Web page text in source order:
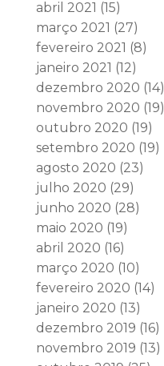
abril 2021 (15)
março 2021 (27)
fevereiro 2021 (8)
janeiro 2021 (12)
dezembro 2020 (14)
novembro 2020 (19)
outubro 2020 (19)
setembro 2020 (19)
agosto 2020 (23)
julho 2020 (29)
junho 2020 (28)
maio 2020 (19)
abril 2020 (16)
março 2020 (10)
fevereiro 2020 (14)
janeiro 2020 (13)
dezembro 2019 (16)
novembro 2019 (13)